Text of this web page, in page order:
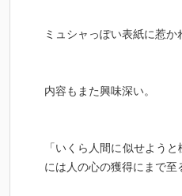
まだ本作の物語には明か
ミュシャっぽい表紙に惹か
内容もまた興味深い。
「いくら人間に似せよう
には人の心の獲得にまで至